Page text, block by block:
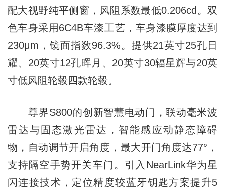
配大视野纯平侧窗，风阻系数最低0.206cd。双
色车身采用6C4B车漆工艺，车身漆膜厚度达到
230μm，镜面指数96.3%。提供21英寸25孔日
耀、20英寸12孔晖月、20英寸30辐星辉与20英
寸低风阻轮毂四款轮毂。
尊界S800的创新智慧电动门，联动毫米波
雷达与固态激光雷达，智能感应动静态障碍
物，自动调节开启角度，最大开门角度达77°，
支持隔空手势开关车门。引入NearLink华为星
闪连接技术，定位精度较蓝牙钥匙方案提升5